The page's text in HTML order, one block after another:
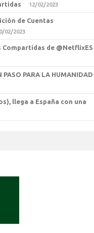
12/02/2023
de Cuentas
02/2023
de @NetflixES
PARA LA HUMANIDAD
llega a España con una